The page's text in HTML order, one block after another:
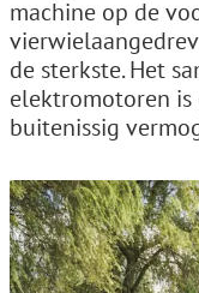
machine op de
de sterkste. Het
elektromotoren
buitenissig